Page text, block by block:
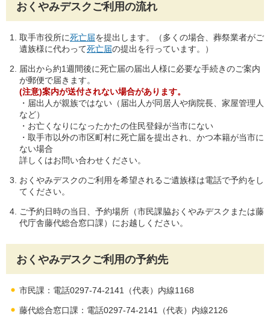
おくやみデスクご利用の流れ
取手市役所に死亡届を提出します。（多くの場合、葬祭業者がご
遺族様に代わって死亡届の提出を行っています。）
届出から約1週間後に死亡届の届出人様に必要な手続きのご案内
が郵便で届きます。
(注意)案内が送付されない場合があります。
・届出人が親族ではない（届出人が同居人や病院長、家屋管理人
など）
・お亡くなりになったかたの住民登録が当市にない
・取手市以外の市区町村に死亡届を提出され、かつ本籍が当市に
ない場合
詳しくはお問い合わせください。
おくやみデスクのご利用を希望されるご遺族様は電話で予約をし
てください。
ご予約日時の当日、予約場所（市民課脇おくやみデスクまたは藤
代庁舎藤代総合窓口課）にお越しください。
おくやみデスクご利用の予約先
市民課：電話0297-74-2141（代表）内線1168
藤代総合窓口課：電話0297-74-2141（代表）内線2126